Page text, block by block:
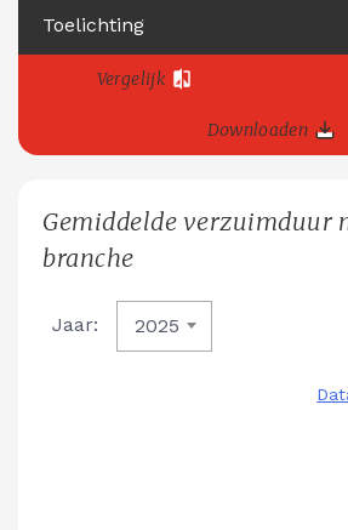
Toelichting
Vergelijk
Downloaden
Gemiddelde verzuimduur
branche